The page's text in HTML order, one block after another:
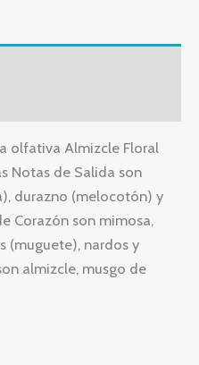
olfativa Almizcle Floral
Notas de Salida son
durazno (melocotón) y
Corazón son mimosa,
(muguete), nardos y
almizcle, musgo de